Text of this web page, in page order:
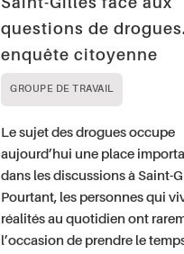
Saint-Gilles face aux
questions de
enquête citoyenne
GROUPE DE TRAVAIL
Le sujet des drogues occupe
aujourd’hui une place
dans les discussions à Saint-
Pourtant, les personnes qui
réalités au quotidien ont
l’occasion de prendre le